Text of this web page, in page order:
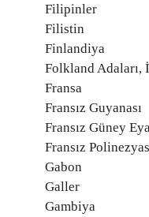
Filipinler
Filistin
Finlandiya
Folkland Adaları,
Fransa
Fransız Guyanası
Fransız Güney
Fransız
Gabon
Galler
Gambiya